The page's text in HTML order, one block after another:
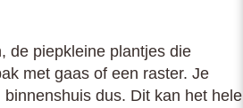
de piepkleine plantjes die
met gaas of een raster. Je
dus. Dit kan het hele